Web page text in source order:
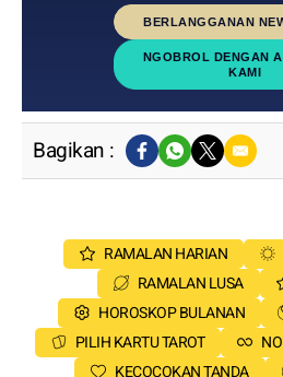
BERLANGGANAN
NGOBROL DENGAN
KAMI
Bagikan :
RAMALAN HARIAN
RAMALAN LUSA
HOROSKOP BULANAN
PILIH KARTU TAROT
KECOCOKAN TANDA